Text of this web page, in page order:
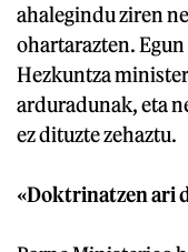
ahalegindu ziren
ohartarazten.
Hezkuntza
arduradunak, eta
ez dituzte zehaztu.
«Doktrinatzen ari